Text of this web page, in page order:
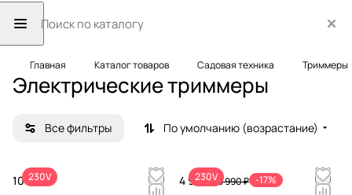
Главная Каталог товаров Садовая техника Триммеры
Электрические триммеры
Все фильтры По умолчанию (возрастание)
230V
10 990 ₽
230V
4 990 ₽5 990 ₽ -17%